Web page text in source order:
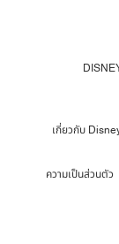
เกี่ยวกับ
ความเป็นส่วนตัว